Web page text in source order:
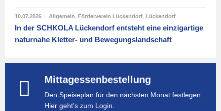
10.07.2026 | Allgemein Förderverein Lückendorf Lückendorf
In der SCHKOLA Lückendorf entsteht eine einzigartige
naturnahe Kletter- und Bewegungslandschaft
Mittagessenbestellung
Den Speiseplan für den nächsten Monat festlegen.
Hier geht's zum Login.